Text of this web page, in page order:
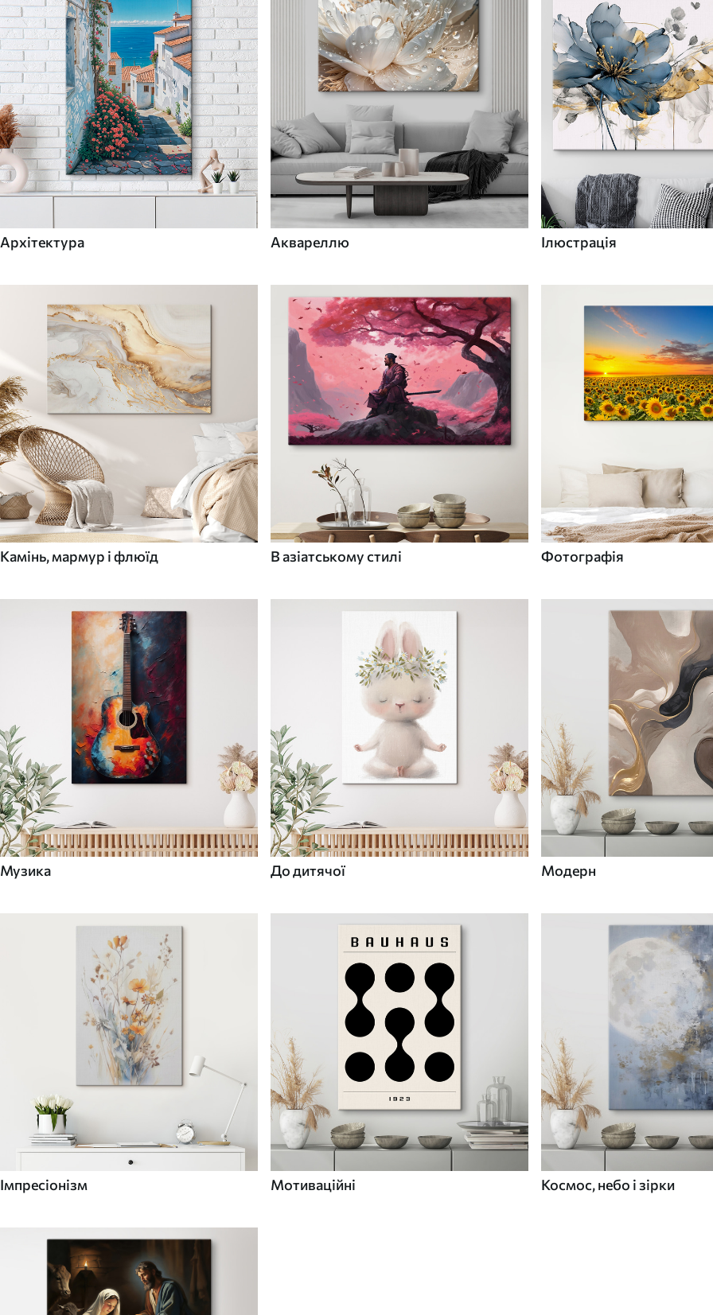
Архітектура Аквареллю Ілюстрація
Камінь, мармур і флюїд В азіатському стилі Фотографія
Музика До дитячої Модерн
Імпресіонізм Мотиваційні Космос, небо і зірки